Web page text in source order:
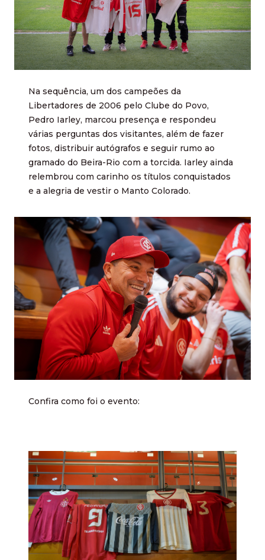
Na sequência, um dos campeões da
Libertadores de 2006 pelo Clube do Povo,
Pedro Iarley, marcou presença e respondeu
várias perguntas dos visitantes, além de fazer
fotos, distribuir autógrafos e seguir rumo ao
gramado do Beira-Rio com a torcida. Iarley ainda
relembrou com carinho os títulos conquistados
e a alegria de vestir o Manto Colorado.
Confira como foi o evento: